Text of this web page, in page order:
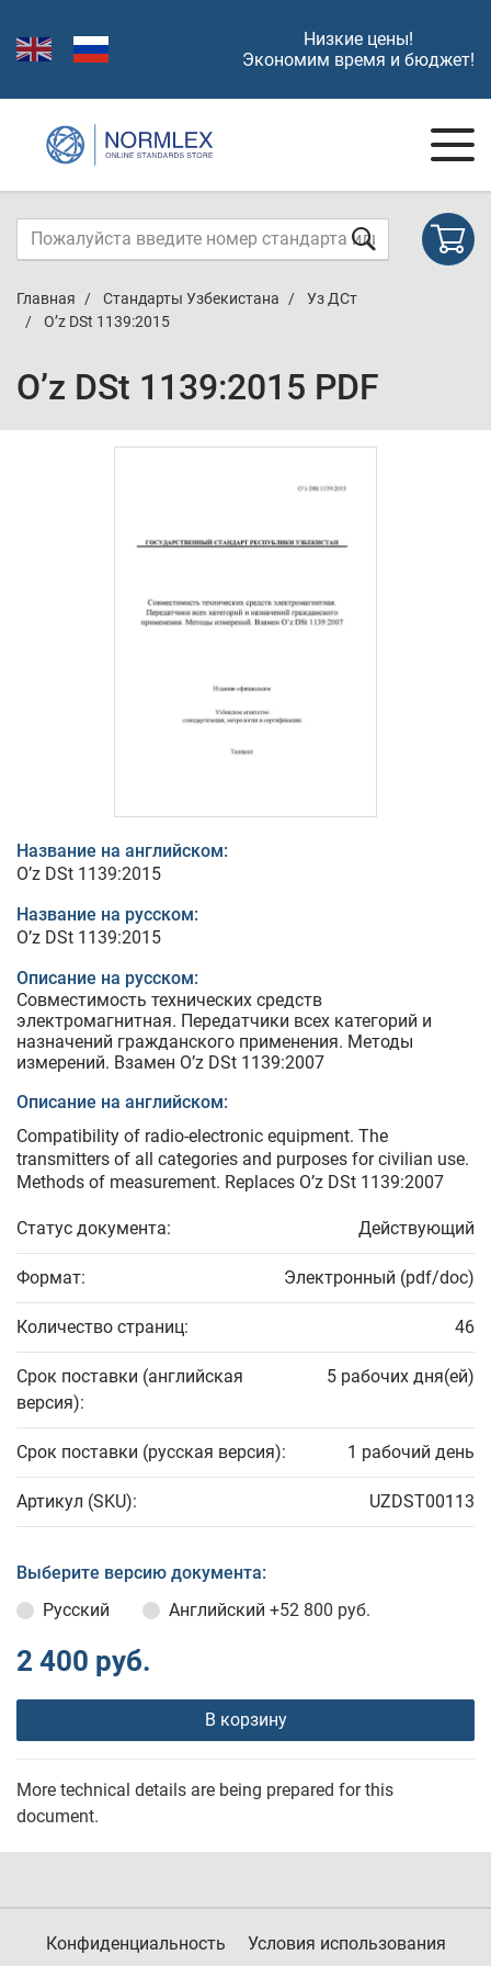
Низкие цены!
Экономим время и бюджет!
Главная Стандарты Узбекистана
Уз ДСт
O’z DSt 1139:2015
O’z DSt 1139:2015 PDF
Название на английском:
O’z DSt 1139:2015
Название на русском:
O’z DSt 1139:2015
Описание на русском:
Совместимость технических средств
электромагнитная. Передатчики всех категорий и
назначений гражданского применения. Методы
измерений. Взамен O’z DSt 1139:2007
Описание на английском:
Compatibility of radio-electronic equipment. The
transmitters of all categories and purposes for civilian use.
Methods of measurement. Replaces O’z DSt 1139:2007
Статус документа: Действующий
Формат: Электронный (pdf/doc)
Количество страниц: 46
Срок поставки (английская
версия):
5 рабочих дня(ей)
Срок поставки (русская версия): 1 рабочий день
Артикул (SKU): UZDST00113
Выберите версию документа:
Русский
Английский +52 800 руб.
2 400 руб.
В корзину
More technical details are being prepared for this
document.
Конфиденциальность Условия использования